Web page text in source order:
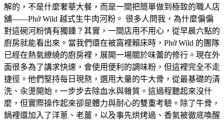
解的，不是什麼奢華大餐，而是一間把簡單做到極致的職人店
舖——Phở Wild 越式生牛肉河粉。 很多人問我，為什麼偏偏
對這碗河粉情有獨鍾？其實，一間店用不用心，從早晨六點的
廚房就能看出來。當我們還在被窩裡賴床時，Phở Wild 的團隊
已經在熱氣繚繞的廚房裡，展開一場關於味蕾的修行。現在外
面很多為了講求快速，會使用便利的調味粉，但這裡完全不走
捷徑。他們堅持每日現熬，選用大量的牛大骨，從最基礎的清
洗、汆燙開始，一步步去除血水與雜質。這過程聽起來沒什
麼，但實際操作起來卻是體力與耐心的雙重考驗。除了牛骨，
鍋裡還加入了洋蔥、老薑，以及事先烘烤過、香氣被徹底喚醒